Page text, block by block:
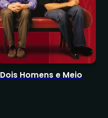
Dois Homens e Meio